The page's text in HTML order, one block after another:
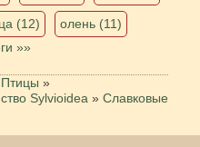
(12)
олень (11)
»»
Птицы »
Sylvioidea » Славковые